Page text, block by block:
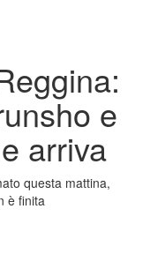
e
arriva
questa mattina,
è finita